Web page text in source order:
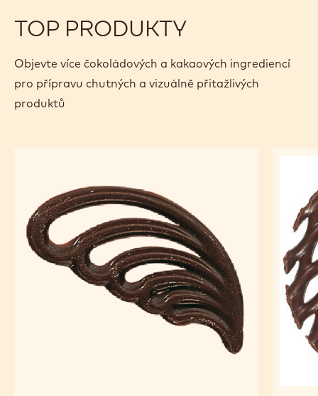
TOP PRODUKTY
Objevte více čokoládových a kakaových ingrediencí
pro přípravu chutných a vizuálně přitažlivých
produktů